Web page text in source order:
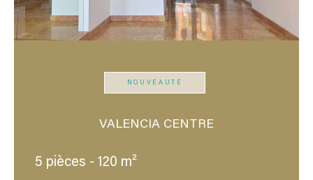
NOUVEAUTÉ
VALENCIA CENTRE
5 pièces - 120 m²